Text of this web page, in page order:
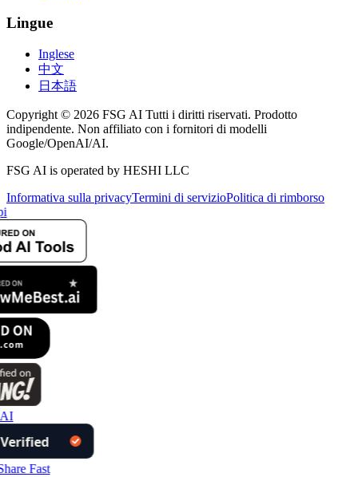
Lingue
Inglese
中文
日本語
Copyright © 2026 FSG AI Tutti i diritti riservati. Prodotto
indipendente. Non affiliato con i fornitori di modelli
Google/OpenAI/AI.
FSG AI is operated by HESHI LLC
Informativa sulla privacyTermini di servizioPolitica di rimborso